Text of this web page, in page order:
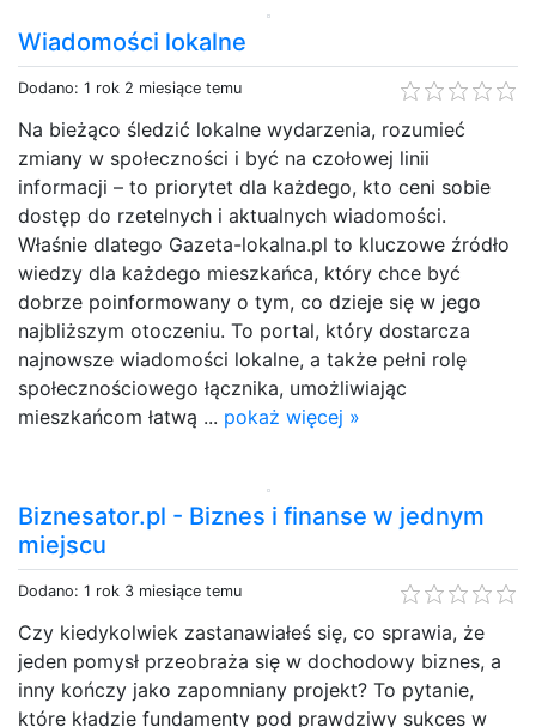
Wiadomości lokalne
Dodano: 1 rok 2 miesiące temu
Na bieżąco śledzić lokalne wydarzenia, rozumieć
zmiany w społeczności i być na czołowej linii
informacji – to priorytet dla każdego, kto ceni sobie
dostęp do rzetelnych i aktualnych wiadomości.
Właśnie dlatego Gazeta-lokalna.pl to kluczowe źródło
wiedzy dla każdego mieszkańca, który chce być
dobrze poinformowany o tym, co dzieje się w jego
najbliższym otoczeniu. To portal, który dostarcza
najnowsze wiadomości lokalne, a także pełni rolę
społecznościowego łącznika, umożliwiając
mieszkańcom łatwą ... pokaż więcej »
Biznesator.pl - Biznes i finanse w jednym
miejscu
Dodano: 1 rok 3 miesiące temu
Czy kiedykolwiek zastanawiałeś się, co sprawia, że
jeden pomysł przeobraża się w dochodowy biznes, a
inny kończy jako zapomniany projekt? To pytanie,
które kładzie fundamenty pod prawdziwy sukces w